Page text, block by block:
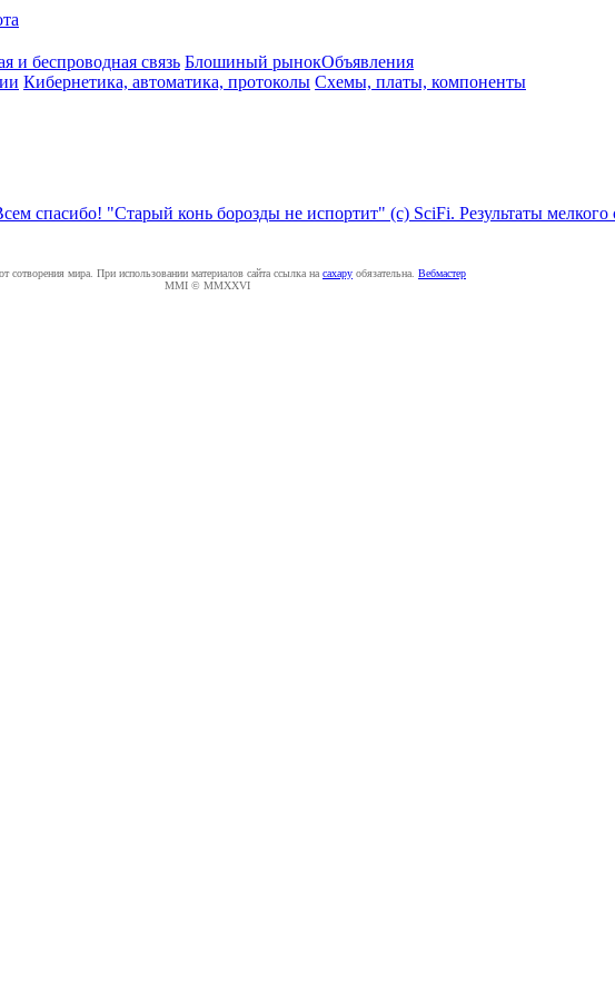
и беспроводная связь Блошиный рынокОбъявления
Кибернетика, автоматика, протоколы Схемы, платы, компоненты
спасибо! "Старый конь борозды не испортит" (с) SciFi. Результаты мелкого
сотворения мира. При использовании материалов сайта ссылка на caxapу обязательна. Вебмастер
MMI © MMXXVI